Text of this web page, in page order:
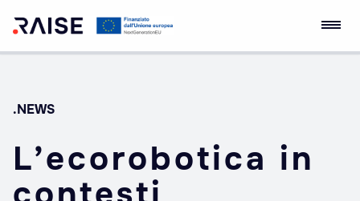
Skip
RAISE
Empowerment
.NEWS
L’ecorobotica in